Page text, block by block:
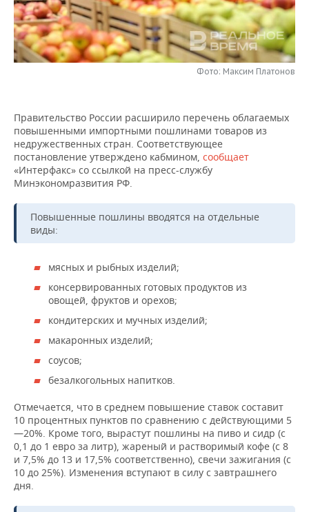
НЕФТЕХИМИЯ
НЕФТЬ
РОЗНИЧНАЯ ТОРГОВЛЯ
ТРАНСПОРТ
НОВОСТИ ТЕХНОЛОГИЙ
IT
ТЕЛЕКОММУНИКАЦИИ
МЕРОПРИЯТИЯ
НОВОСТИ МЕРОПРИЯТИЙ
БИЗНЕС-БРАНЧИ
ONLINE-КОНФЕРЕНЦИИ
ОТКРЫТАЯ ЛЕКЦИЯ
СПОРТ
ФУТБОЛ
ХОККЕЙ
БАСКЕТБОЛ
ВОЛЕЙБОЛ
КИБЕРСПОРТ
ХОККЕЙ С МЯЧОМ
НОВОСТИ ОБЩЕСТВА
ВЛАСТЬ
ИНФРАСТРУКТУРА
ИСТОРИЯ
КУЛЬТУРА
ПРОИСШЕСТВИЯ
ФОТОГАЛЕРЕЯ
СЮЖЕТЫ
СПРАВОЧНИК
СПИСОК ПЕРСОН
СПИСОК КОМПАНИЙ
ПОЛНАЯ ВЕРСИЯ
Фото: Максим Платонов
Правительство России расширило перечень облагаемых
повышенными импортными пошлинами товаров из
недружественных стран. Соответствующее
постановление утверждено кабмином, сообщает
«Интерфакс» со ссылкой на пресс-службу
Минэкономразвития РФ.
Повышенные пошлины вводятся на отдельные
виды:
мясных и рыбных изделий;
консервированных готовых продуктов из
овощей, фруктов и орехов;
кондитерских и мучных изделий;
макаронных изделий;
соусов;
безалкогольных напитков.
Отмечается, что в среднем повышение ставок составит
10 процентных пунктов по сравнению с действующими 5
—20%. Кроме того, вырастут пошлины на пиво и сидр (с
0,1 до 1 евро за литр), жареный и растворимый кофе (с 8
и 7,5% до 13 и 17,5% соответственно), свечи зажигания (с
10 до 25%). Изменения вступают в силу с завтрашнего
дня.